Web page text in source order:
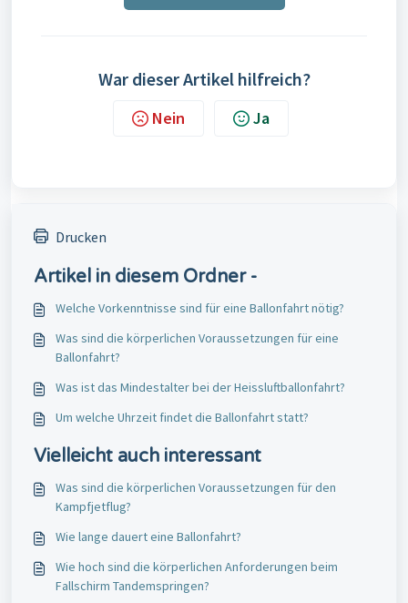
War dieser Artikel hilfreich?
Nein Ja
Drucken
Artikel in diesem Ordner -
Welche Vorkenntnisse sind für eine Ballonfahrt nötig?
Was sind die körperlichen Voraussetzungen für eine
Ballonfahrt?
Was ist das Mindestalter bei der Heissluftballonfahrt?
Um welche Uhrzeit findet die Ballonfahrt statt?
Vielleicht auch interessant
Was sind die körperlichen Voraussetzungen für den
Kampfjetflug?
Wie lange dauert eine Ballonfahrt?
Wie hoch sind die körperlichen Anforderungen beim
Fallschirm Tandemspringen?